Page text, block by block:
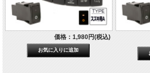
価格：1,980円(税込)